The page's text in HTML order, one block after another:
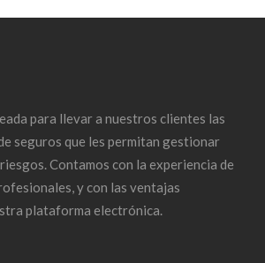
para llevar a nuestros clientes las
seguros que les permitan gestionar
Contamos con la experiencia de
y con las ventajas
plataforma electrónica.